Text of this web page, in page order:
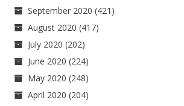
September 2020 (421)
August 2020 (417)
July 2020 (202)
June 2020 (224)
May 2020 (248)
April 2020 (204)